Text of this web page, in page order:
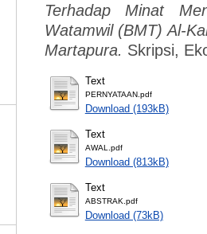
Terhadap Minat
Watamwil (BMT) Al-
Martapura. Skripsi,
Text
PERNYATAAN.pdf
Download (193kB)
Text
AWAL.pdf
Download (813kB)
Text
ABSTRAK.pdf
Download (73kB)